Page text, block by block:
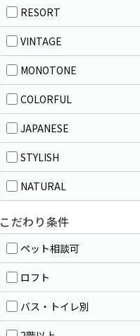
RESORT
VINTAGE
MONOTONE
COLORFUL
JAPANESE
STYLISH
NATURAL
こだわり条件
ペット相談可
ロフト
バス・トイレ別